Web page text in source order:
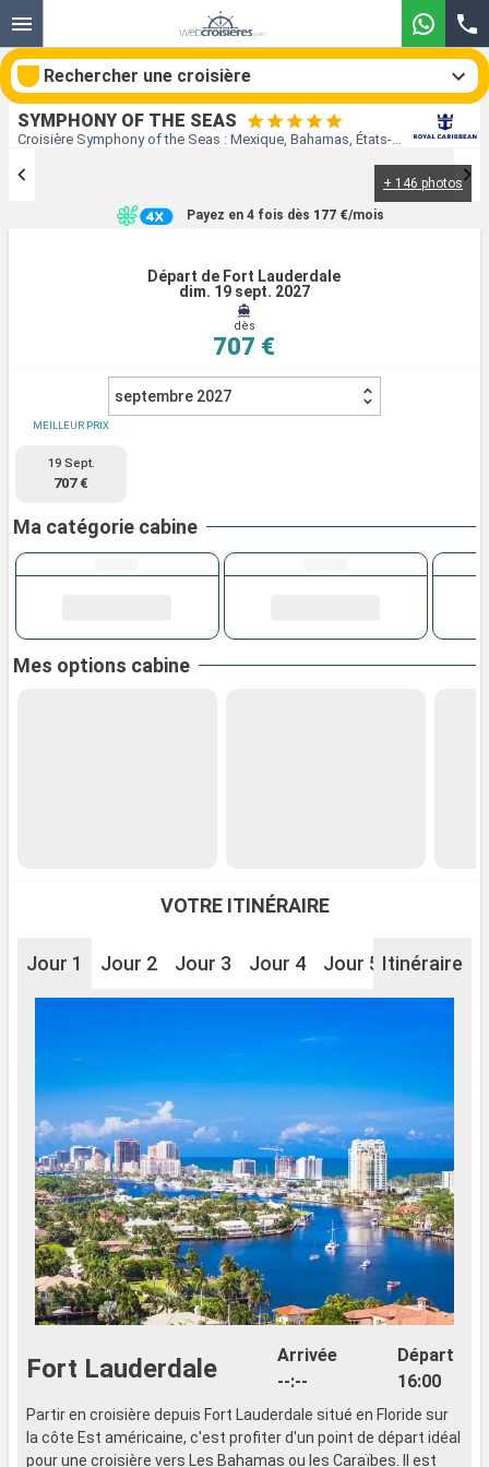
Croisière Symphony of the Seas : Mexique, Bahamas, États-Unis au départ de Fort Lauderdale
SYMPHONY OF THE SEAS
+ 146 photos
Départ de Fort Lauderdale
dim. 19 sept. 2027
dès
707 €
Payez en 4 fois dès 177 €/mois
septembre 2027
MEILLEUR PRIX
19 Sept.
707 €
Ma catégorie cabine
Mes options cabine
VOTRE ITINÉRAIRE
Jour 1 Jour 2 Jour 3 Jour 4 Jour 5 Jour 6
Itinéraire
Fort Lauderdale
Arrivée
--:--
Départ
16:00
Partir en croisière depuis Fort Lauderdale situé en Floride sur
la côte Est américaine, c'est profiter d'un point de départ idéal
pour une croisière vers Les Bahamas ou les Caraïbes. Il est
Rechercher une croisière
Compagnies
Rechercher